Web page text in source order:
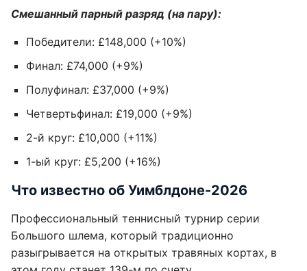
Смешанный парный разряд (на пару):
Победители: £148,000 (+10%)
Финал: £74,000 (+9%)
Полуфинал: £37,000 (+9%)
Четвертьфинал: £19,000 (+9%)
2-й круг: £10,000 (+11%)
1-ый круг: £5,200 (+16%)
Что известно об Уимблдоне-2026
Профессиональный теннисный турнир серии
Большого шлема, который традиционно
разыгрывается на открытых травяных кортах, в